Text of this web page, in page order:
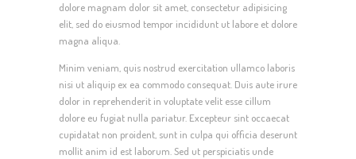
dolore magnam dolor sit amet, consectetur adipisicing
elit, sed do eiusmod tempor incididunt ut labore et dolore
magna aliqua.
Minim veniam, quis nostrud exercitation ullamco laboris
nisi ut aliquip ex ea commodo consequat. Duis aute irure
dolor in reprehenderit in voluptate velit esse cillum
dolore eu fugiat nulla pariatur. Excepteur sint occaecat
cupidatat non proident, sunt in culpa qui officia deserunt
mollit anim id est laborum. Sed ut perspiciatis unde